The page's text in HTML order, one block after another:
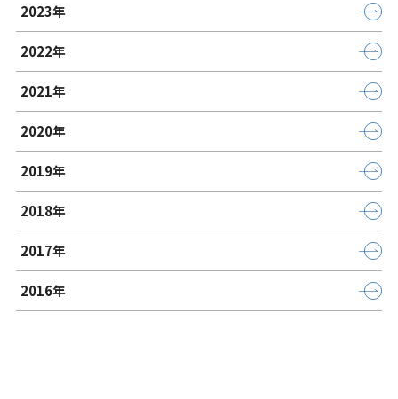
2023年
2022年
2021年
2020年
2019年
2018年
2017年
2016年